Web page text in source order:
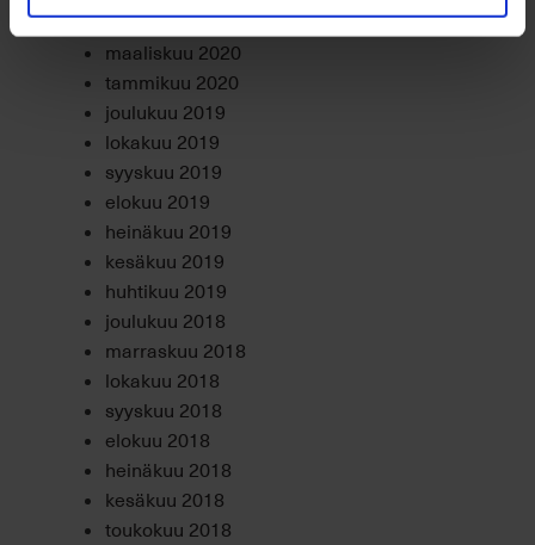
huhtikuu 2020
maaliskuu 2020
tammikuu 2020
joulukuu 2019
lokakuu 2019
syyskuu 2019
elokuu 2019
heinäkuu 2019
kesäkuu 2019
huhtikuu 2019
joulukuu 2018
marraskuu 2018
lokakuu 2018
syyskuu 2018
elokuu 2018
heinäkuu 2018
kesäkuu 2018
toukokuu 2018